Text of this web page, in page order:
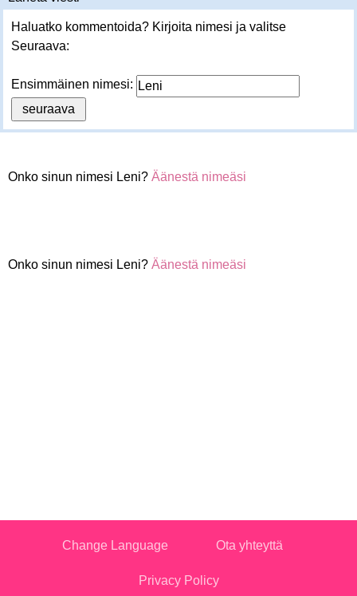
Haluatko kommentoida? Kirjoita nimesi ja valitse
Seuraava:
Ensimmäinen nimesi:
Onko sinun nimesi Leni? Äänestä nimeäsi
Onko sinun nimesi Leni? Äänestä nimeäsi
Change Language Ota yhteyttä
Privacy Policy